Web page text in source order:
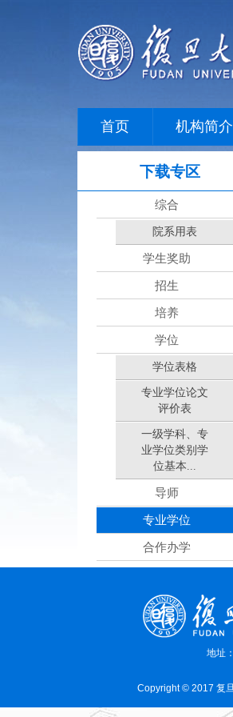
首页 机构简介
下载专区
综合
院系用表
学生奖助
招生
培养
学位
学位表格
专业学位论文
评价表
一级学科、专
业学位类别学
位基本...
导师
专业学位
合作办学
地址
Copyright © 2017 复